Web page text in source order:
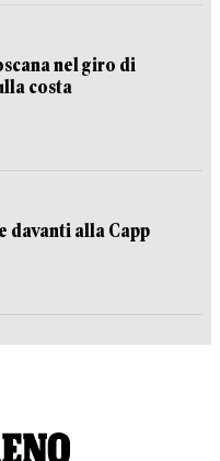
nel giro di
costa
davanti alla Capp